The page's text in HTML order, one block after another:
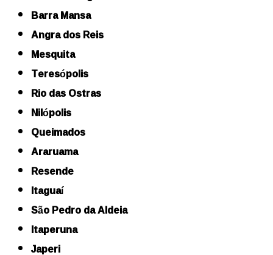
Barra Mansa
Angra dos Reis
Mesquita
Teresópolis
Rio das Ostras
Nilópolis
Queimados
Araruama
Resende
Itaguaí
São Pedro da Aldeia
Itaperuna
Japeri